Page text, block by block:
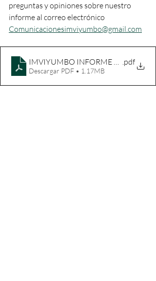
preguntas y opiniones sobre nuestro
informe al correo electrónico
Comunicacionesimviyumbo@gmail.com
IMVIYUMBO INFORME .pdf
Descargar PDF • 1.17MB